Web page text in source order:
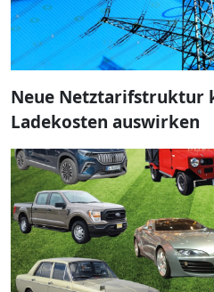
Neue Netztarifstruktur
Ladekosten auswirken